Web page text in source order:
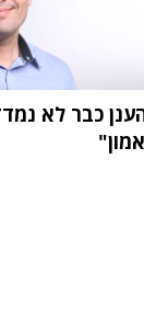
כבר לא